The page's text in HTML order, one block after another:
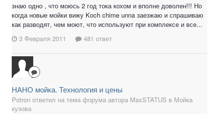
знаю одно , что моюсь 2 год тока кохом и вполне доволен!!! Но
когда новые мойки вижу Koch chime unna заезжаю и спрашиваю
как разводят, чем моют, что используют при комплексе и все...
3 Февраля 2011
481 ответ
НАНО мойка. Технология и цены
Potron ответил на тема форума автора MaxSTATUS в Мойка
кузова